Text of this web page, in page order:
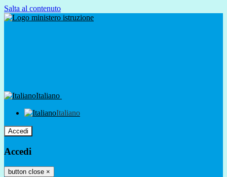
Salta al contenuto
Italiano
Italiano
Accedi
Accedi
button close ×